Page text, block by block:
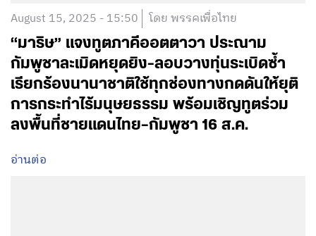
August 15, 2025 - 15:50 โดย พรรคเพื่อไทย
“มาริษ” แจงทูตภาคีออตตาวา ประณาม
กัมพูชาละเมิดหยุดยิง-ลอบวางทุ่นระเบิดซ้ำ
เรียกร้องนานาชาติใช้ทุกช่องทางกดดันให้ยุติ
การกระทำไร้มนุษยธรรม พร้อมเชิญทูตร่วม
ลงพื้นที่ชายแดนไทย–กัมพูชา 16 ส.ค.
อ่านต่อ